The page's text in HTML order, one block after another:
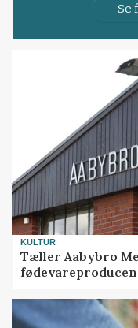
Se
KULTUR
Tæller Aabybro